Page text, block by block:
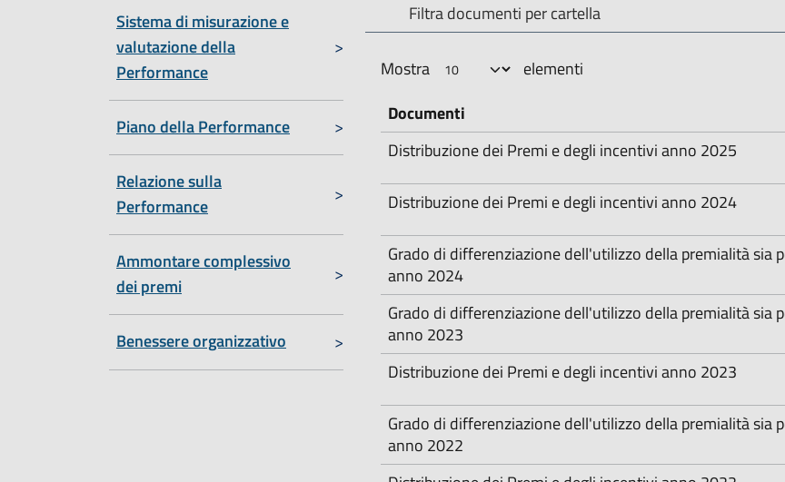
Sistema di misurazione e
valutazione della
Performance
Piano della Performance
Relazione sulla
Performance
Ammontare complessivo
dei premi
Benessere organizzativo
Filtra documenti per cartella
Filtra documenti per cartella
Mostra elementi
Documenti
Distribuzione dei Premi e degli incentivi anno 2025
Distribuzione dei Premi e degli incentivi anno 2024
Grado di differenziazione dell'utilizzo della premialità sia
anno 2024
Grado di differenziazione dell'utilizzo della premialità sia
anno 2023
Distribuzione dei Premi e degli incentivi anno 2023
Grado di differenziazione dell'utilizzo della premialità sia
anno 2022